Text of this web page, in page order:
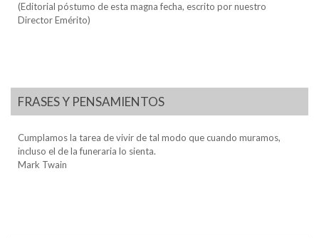
(Editorial póstumo de esta magna fecha, escrito por nuestro
Director Emérito)
FRASES Y PENSAMIENTOS
Cumplamos la tarea de vivir de tal modo que cuando muramos,
incluso el de la funeraria lo sienta.
Mark Twain